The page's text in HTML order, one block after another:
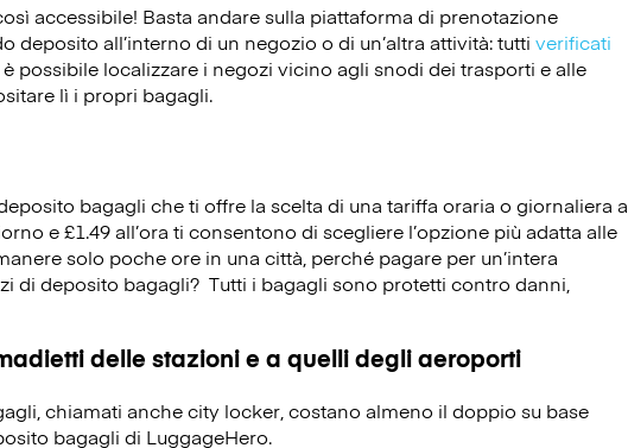
accessibile! Basta andare sulla piattaforma di prenotazione
deposito all’interno di un negozio o di un’altra attività: tutti verificati
possibile localizzare i negozi vicino agli snodi dei trasporti e alle
lì i propri bagagli.
bagagli che ti offre la scelta di una tariffa oraria o giornaliera a
e £1.49 all’ora ti consentono di scegliere l’opzione più adatta alle
solo poche ore in una città, perché pagare per un’intera
di deposito bagagli? Tutti i bagagli sono protetti contro danni,
delle stazioni e a quelli degli aeroporti
chiamati anche city locker, costano almeno il doppio su base
bagagli di LuggageHero.